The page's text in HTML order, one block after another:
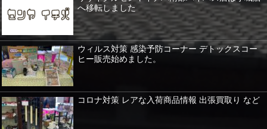
へ移転しました
ウィルス対策 感染予防コーナー デトックスコー
ヒー販売始めました。
コロナ対策 レアな入荷商品情報 出張買取り など